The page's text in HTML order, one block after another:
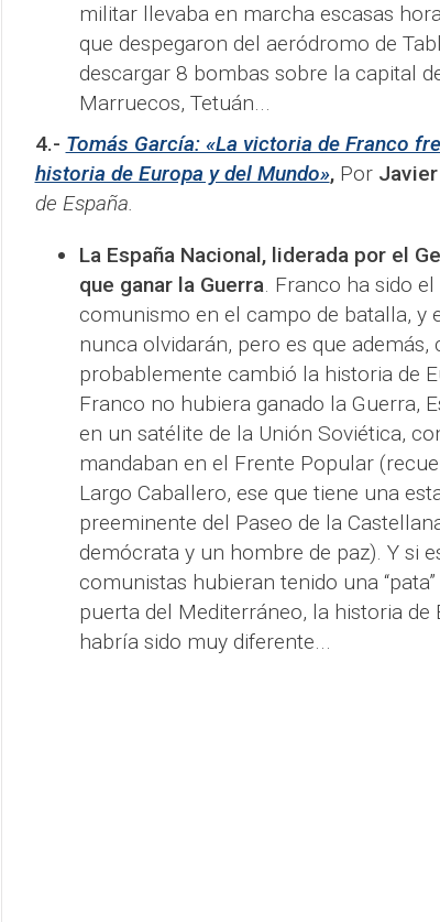
militar llevaba en marcha escasas
que despegaron del aeródromo de
descargar 8 bombas sobre la capital
Marruecos, Tetuán...
4.- Tomás García: «La victoria de Franco
historia de Europa y del Mundo», Por
de España.
La España Nacional, liderada por el
que ganar la Guerra. Franco ha sido
comunismo en el campo de batalla, y
nunca olvidarán, pero es que además,
probablemente cambió la historia de
Franco no hubiera ganado la Guerra,
en un satélite de la Unión Soviética,
mandaban en el Frente Popular
Largo Caballero, ese que tiene una
preeminente del Paseo de la
demócrata y un hombre de paz). Y si
comunistas hubieran tenido una
puerta del Mediterráneo, la historia
habría sido muy diferente...